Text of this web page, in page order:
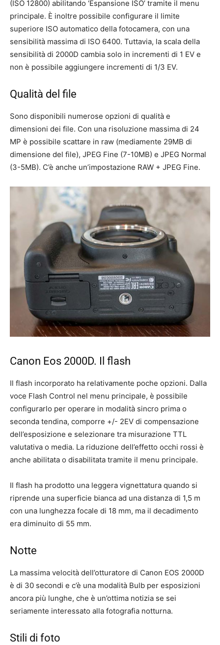
(ISO 12800) abilitando ‘Espansione ISO’ tramite il menu
principale. È inoltre possibile configurare il limite
superiore ISO automatico della fotocamera, con una
sensibilità massima di ISO 6400. Tuttavia, la scala della
sensibilità di 2000D cambia solo in incrementi di 1 EV e
non è possibile aggiungere incrementi di 1/3 EV.
Qualità del file
Sono disponibili numerose opzioni di qualità e
dimensioni dei file. Con una risoluzione massima di 24
MP è possibile scattare in raw (mediamente 29MB di
dimensione del file), JPEG Fine (7-10MB) e JPEG Normal
(3-5MB). C’è anche un’impostazione RAW + JPEG Fine.
Canon Eos 2000D. Il flash
Il flash incorporato ha relativamente poche opzioni. Dalla
voce Flash Control nel menu principale, è possibile
configurarlo per operare in modalità sincro prima o
seconda tendina, comporre +/- 2EV di compensazione
dell’esposizione e selezionare tra misurazione TTL
valutativa o media. La riduzione dell’effetto occhi rossi è
anche abilitata o disabilitata tramite il menu principale.
Il flash ha prodotto una leggera vignettatura quando si
riprende una superficie bianca ad una distanza di 1,5 m
con una lunghezza focale di 18 mm, ma il decadimento
era diminuito di 55 mm.
Notte
La massima velocità dell’otturatore di Canon EOS 2000D
è di 30 secondi e c’è una modalità Bulb per esposizioni
ancora più lunghe, che è un’ottima notizia se sei
seriamente interessato alla fotografia notturna.
Stili di foto